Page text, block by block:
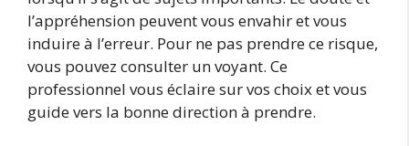
l’appréhension peuvent vous envahir et vous
induire à l’erreur. Pour ne pas prendre ce risque,
vous pouvez consulter un voyant. Ce
professionnel vous éclaire sur vos choix et vous
guide vers la bonne direction à prendre.